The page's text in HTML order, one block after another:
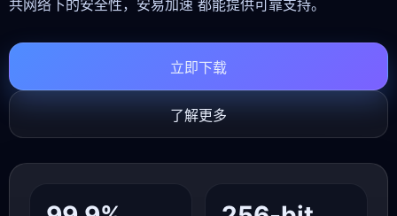
共网络下的安全性，安易加速 都能提供可靠支持。
立即下载
了解更多